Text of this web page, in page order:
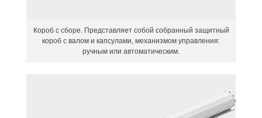
Короб с сборе. Представляет собой собранный защитный
короб с валом и капсулами, механизмом управления:
ручным или автоматическим.